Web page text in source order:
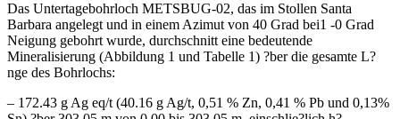
Das Untertagebohrloch METSBUG-02, das im Stollen Santa
Barbara angelegt und in einem Azimut von 40 Grad bei1 -0 Grad
Neigung gebohrt wurde, durchschnitt eine bedeutende
Mineralisierung (Abbildung 1 und Tabelle 1) ?ber die gesamte L?
nge des Bohrlochs:
– 172.43 g Ag eq/t (40.16 g Ag/t, 0,51 % Zn, 0,41 % Pb und 0,13%